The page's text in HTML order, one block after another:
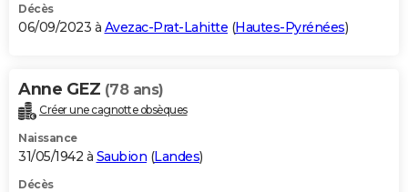
Décès
06/09/2023 à Avezac-Prat-Lahitte (Hautes-Pyrénées)
Anne GEZ (78 ans)
Créer une cagnotte obsèques
Naissance
31/05/1942 à Saubion (Landes)
Décès